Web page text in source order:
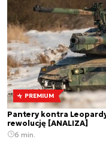
PREMIUM
Pantery kontra
rewolucję [ANALIZA]
6 min.